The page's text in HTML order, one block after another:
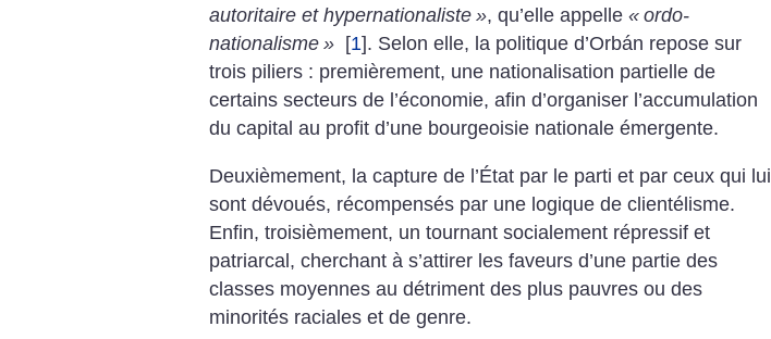
autoritaire et hypernationaliste », qu’elle appelle « ordo-
nationalisme » [1]. Selon elle, la politique d’Orbán repose sur
trois piliers : premièrement, une nationalisation partielle de
certains secteurs de l’économie, afin d’organiser l’accumulation
du capital au profit d’une bourgeoisie nationale émergente.
Deuxièmement, la capture de l’État par le parti et par ceux qui lui
sont dévoués, récompensés par une logique de clientélisme.
Enfin, troisièmement, un tournant socialement répressif et
patriarcal, cherchant à s’attirer les faveurs d’une partie des
classes moyennes au détriment des plus pauvres ou des
minorités raciales et de genre.